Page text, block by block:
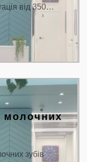
від 350…
молочних
зубів